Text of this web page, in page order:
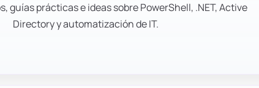
guías prácticas e ideas sobre PowerShell, .NET, Active
Directory y automatización de IT.